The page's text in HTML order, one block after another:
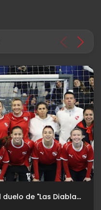
Machuca es Oficial: Independiente presentó al extremo